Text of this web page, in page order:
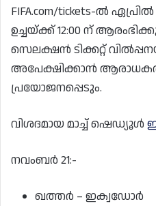
FIFA.com/tickets-ൽ
ഉച്ചയ്ക്ക് 12:00 ന്
സെലക്ഷൻ ടിക്കറ്റ്
അപേക്ഷിക്കാൻ
പ്രയോജനപ്പെടും.
വിശദമായ മാച്ച് ഷെഡ്യൂൾ
നവംബര്‍ 21:-
ഖത്തര്‍ – ഇക്വഡോര്‍